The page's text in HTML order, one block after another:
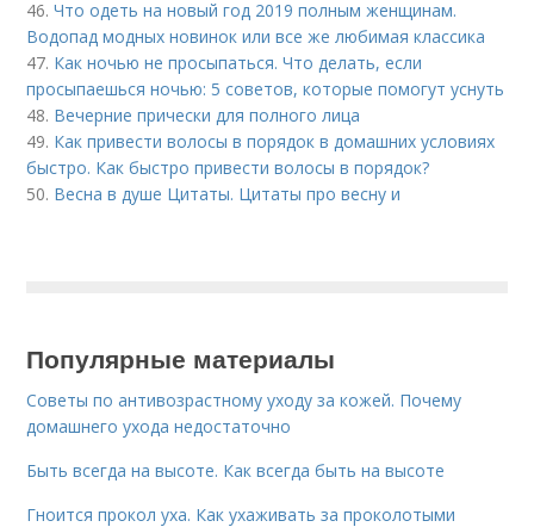
46.Что одеть на новый год 2019 полным женщинам.
Водопад модных новинок или все же любимая классика
47. Как ночью не просыпаться. Что делать, если
просыпаешься ночью: 5 советов, которые помогут уснуть
48. Вечерние прически для полного лица
49. Как привести волосы в порядок в домашних условиях
быстро. Как быстро привести волосы в порядок?
50. Весна в душе Цитаты. Цитаты про весну и
Популярные материалы
Советы по антивозрастному уходу за кожей. Почему
домашнего ухода недостаточно
Быть всегда на высоте. Как всегда быть на высоте
Гноится прокол уха. Как ухаживать за проколотыми